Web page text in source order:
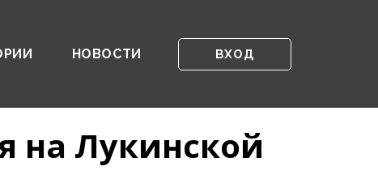
НОВОСТИ ВХОД
на Лукинской